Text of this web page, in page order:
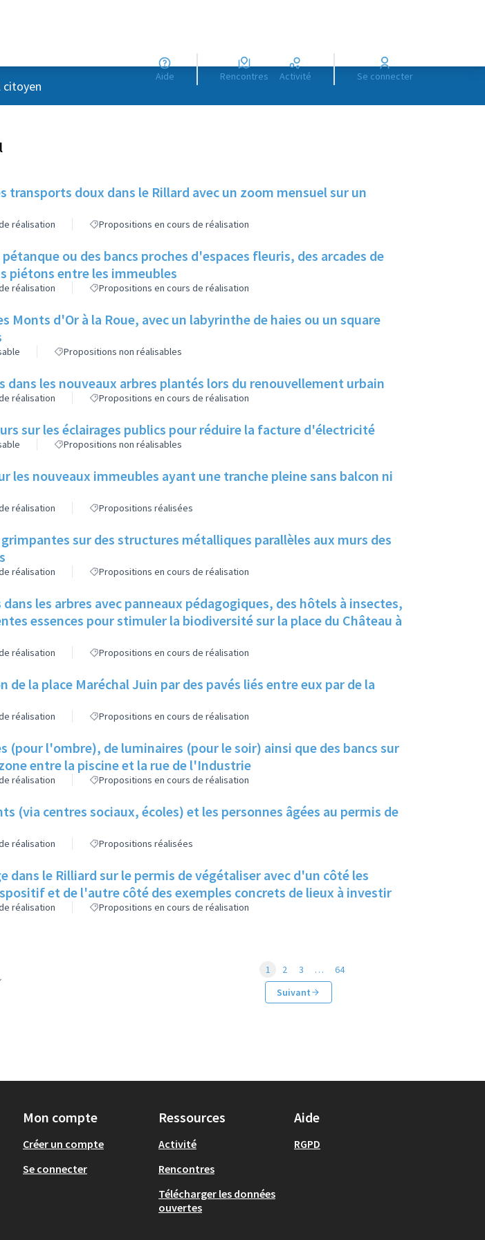
Aide Rencontres Activité Se connecter
citoyen
transports doux dans le Rillard avec un zoom mensuel sur un
réalisation Propositions en cours de réalisation
ou des bancs proches d'espaces fleuris, des arcades de
piétons entre les immeubles
réalisation Propositions en cours de réalisation
Monts d'Or à la Roue, avec un labyrinthe de haies ou un square
Propositions non réalisables
dans les nouveaux arbres plantés lors du renouvellement urbain
réalisation Propositions en cours de réalisation
sur les éclairages publics pour réduire la facture d'électricité
Propositions non réalisables
les nouveaux immeubles ayant une tranche pleine sans balcon ni
réalisation Propositions réalisées
sur des structures métalliques parallèles aux murs des
réalisation Propositions en cours de réalisation
les arbres avec panneaux pédagogiques, des hôtels à insectes,
essences pour stimuler la biodiversité sur la place du Château à
réalisation Propositions en cours de réalisation
de la place Maréchal Juin par des pavés liés entre eux par de la
réalisation Propositions en cours de réalisation
(pour l'ombre), de luminaires (pour le soir) ainsi que des bancs sur
entre la piscine et la rue de l'Industrie
réalisation Propositions en cours de réalisation
(via centres sociaux, écoles) et les personnes âgées au permis de
réalisation Propositions réalisées
dans le Rilliard sur le permis de végétaliser avec d'un côté les
et de l'autre côté des exemples concrets de lieux à investir
réalisation Propositions en cours de réalisation
1 2 3 …
64
Suivant
Mon compte
Créer un compte
Se connecter
Ressources
Activité
Rencontres
Télécharger les données
ouvertes
Aide
RGPD